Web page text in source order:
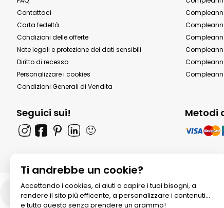
Contattaci
Carta fedeltà
Condizioni delle offerte
Note legali e protezione dei dati sensibili
Diritto di recesso
Personalizzare i cookies
Condizioni Generali di Vendita
Seguici sui!
🙂
Metodi
Ti andrebbe un cookie?
Accettando i cookies, ci aiuti a capire i tuoi bisogni, a
rendere il sito più efficente, a personalizzare i contenuti...
e tutto questo senza prendere un grammo!
Italia